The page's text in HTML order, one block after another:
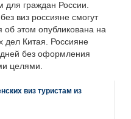
для граждан России.
виз россияне смогут
этом опубликована на
дел Китая. Россияне
дней без оформления
целями.
виз туристам из